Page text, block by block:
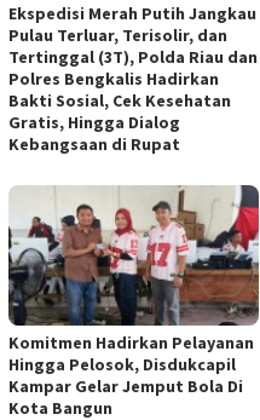
Ekspedisi Merah Putih Jangkau
Pulau Terluar, Terisolir, dan
Tertinggal (3T), Polda Riau dan
Polres Bengkalis Hadirkan
Bakti Sosial, Cek Kesehatan
Gratis, Hingga Dialog
Kebangsaan di Rupat
Komitmen Hadirkan Pelayanan
Hingga Pelosok, Disdukcapil
Kampar Gelar Jemput Bola Di
Kota Bangun